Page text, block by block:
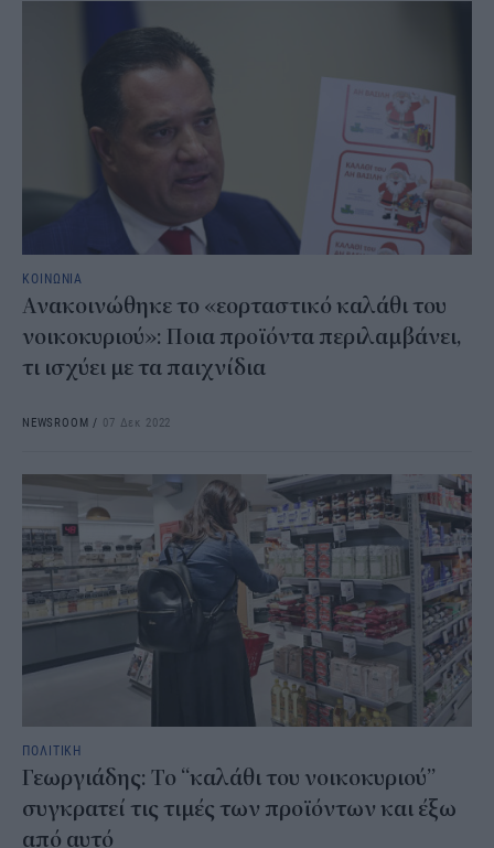
ΚΟΙΝΩΝΙΑ
Ανακοινώθηκε το «εορταστικό καλάθι του
νοικοκυριού»: Ποια προϊόντα περιλαμβάνει,
τι ισχύει με τα παιχνίδια
NEWSROOM / 07 Δεκ 2022
ΠΟΛΙΤΙΚΗ
Γεωργιάδης: Το “καλάθι του νοικοκυριού”
συγκρατεί τις τιμές των προϊόντων και έξω
από αυτό